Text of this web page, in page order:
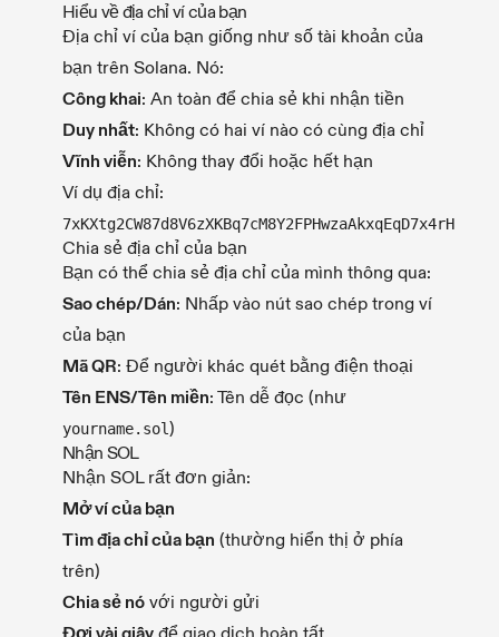
Hiểu về địa chỉ ví của bạn
Địa chỉ ví của bạn giống như số tài khoản của
bạn trên Solana. Nó:
Công khai: An toàn để chia sẻ khi nhận tiền
Duy nhất: Không có hai ví nào có cùng địa chỉ
Vĩnh viễn: Không thay đổi hoặc hết hạn
Ví dụ địa chỉ:
7xKXtg2CW87d8V6zXKBq7cM8Y2FPHwzaAkxqEqD7x4rH
Chia sẻ địa chỉ của bạn
Bạn có thể chia sẻ địa chỉ của mình thông qua:
Sao chép/Dán: Nhấp vào nút sao chép trong ví
của bạn
Mã QR: Để người khác quét bằng điện thoại
Tên ENS/Tên miền: Tên dễ đọc (như
yourname.sol)
Nhận SOL
Nhận SOL rất đơn giản:
Mở ví của bạn
Tìm địa chỉ của bạn (thường hiển thị ở phía
trên)
Chia sẻ nó với người gửi